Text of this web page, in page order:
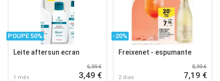
POUPE 50%
Leite aftersun ecran
1 mês
6,99 €
3,49 €
-20%
Freixenet - espumante
2 dias
8,99 €
7,19 €